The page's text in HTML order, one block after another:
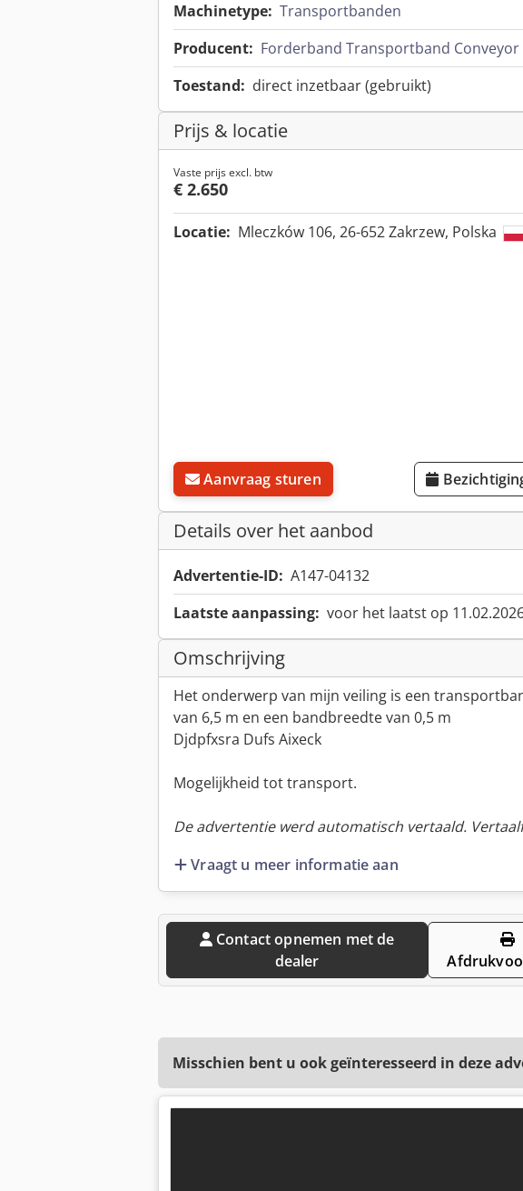
Machinetype: Transportbanden
Producent: Forderband Transportband Conveyor
Toestand: direct inzetbaar (gebruikt)
Prijs & locatie
Vaste prijs excl. btw
€ 2.650
Locatie: Mleczków 106, 26-652 Zakrzew, Polska
Aanvraag sturen
Details over het aanbod
Advertentie-ID: A147-04132
Laatste aanpassing: voor het laatst op
Omschrijving
Het onderwerp van mijn veiling is een
van 6,5 m en een bandbreedte van 0,5 m
Djdpfxsra Dufs Aixeck
Mogelijkheid tot transport.
De advertentie werd automatisch vertaald.
Vraagt u meer informatie aan
Contact opnemen met de
dealer
Misschien bent u ook geïnteresseerd in deze